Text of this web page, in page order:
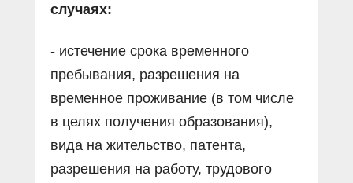
случаях:
- истечение срока временного
пребывания, разрешения на
временное проживание (в том числе
в целях получения образования),
вида на жительство, патента,
разрешения на работу, трудового